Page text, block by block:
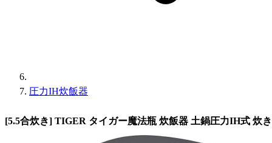
圧力IH炊飯器
[5.5合炊き] TIGER タイガー魔法瓶 炊飯器 土鍋圧力IH式 炊